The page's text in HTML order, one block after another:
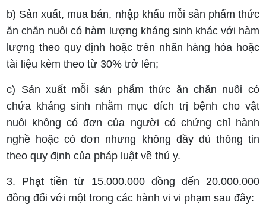
b) Sản xuất, mua bán, nhập khẩu mỗi sản phẩm thức
ăn chăn nuôi có hàm lượng kháng sinh khác với hàm
lượng theo quy định hoặc trên nhãn hàng hóa hoặc
tài liệu kèm theo từ 30% trở lên;
c) Sản xuất mỗi sản phẩm thức ăn chăn nuôi có
chứa kháng sinh nhằm mục đích trị bệnh cho vật
nuôi không có đơn của người có chứng chỉ hành
nghề hoặc có đơn nhưng không đầy đủ thông tin
theo quy định của pháp luật về thú y.
3. Phạt tiền từ 15.000.000 đồng đến 20.000.000
đồng đối với một trong các hành vi vi phạm sau đây: